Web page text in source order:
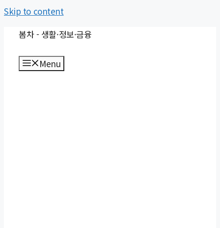
Skip to content
봄차 - 생활·정보·금융
Menu